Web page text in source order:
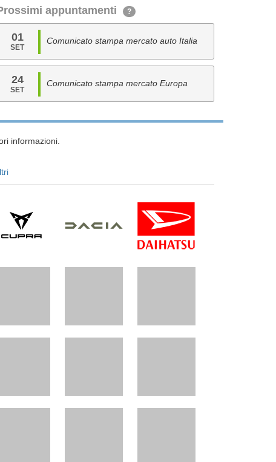
appuntamenti ?
01
SET
Comunicato stampa mercato auto Italia
24
SET
Comunicato stampa mercato Europa
informazioni.